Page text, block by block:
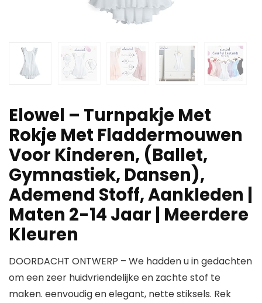
Elowel – Turnpakje Met
Rokje Met Fladdermouwen
Voor Kinderen, (Ballet,
Gymnastiek, Dansen),
Ademend Stoff, Aankleden |
Maten 2-14 Jaar | Meerdere
Kleuren
DOORDACHT ONTWERP – We hadden u in gedachten
om een zeer huidvriendelijke en zachte stof te
maken. eenvoudig en elegant, nette stiksels. Rek